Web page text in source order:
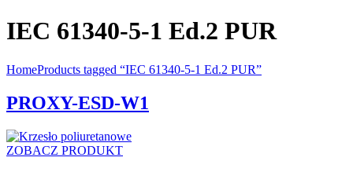
IEC 61340-5-1 Ed.2 PUR
HomeProducts tagged “IEC 61340-5-1 Ed.2 PUR”
PROXY-ESD-W1
ZOBACZ PRODUKT